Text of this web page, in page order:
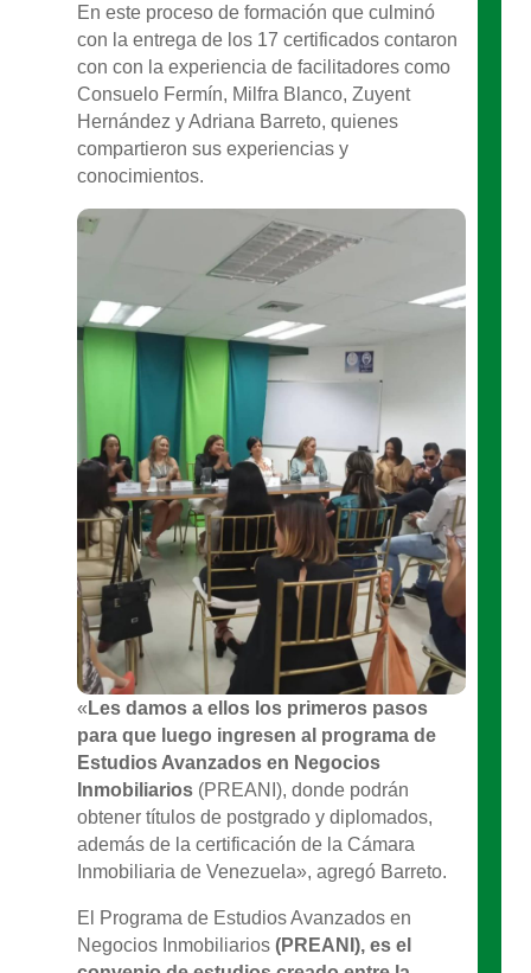
En este proceso de formación que culminó
con la entrega de los 17 certificados contaron
con con la experiencia de facilitadores como
Consuelo Fermín, Milfra Blanco, Zuyent
Hernández y Adriana Barreto, quienes
compartieron sus experiencias y
conocimientos.
« Les damos a ellos los primeros pasos
para que luego ingresen al programa de
Estudios Avanzados en Negocios
Inmobiliarios(PREANI), donde podrán
obtener títulos de postgrado y diplomados,
además de la certificación de la Cámara
Inmobiliaria de Venezuela», agregó Barreto.
El Programa de Estudios Avanzados en
Negocios Inmobiliarios (PREANI), es el